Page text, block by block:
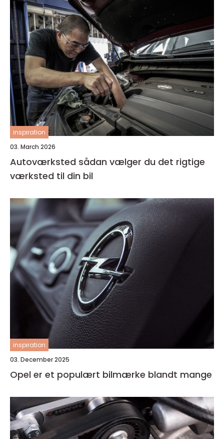
inspiration
03. March 2026
Autoværksted sådan vælger du det rigtige
værksted til din bil
inspiration
03. December 2025
Opel er et populært bilmærke blandt mange